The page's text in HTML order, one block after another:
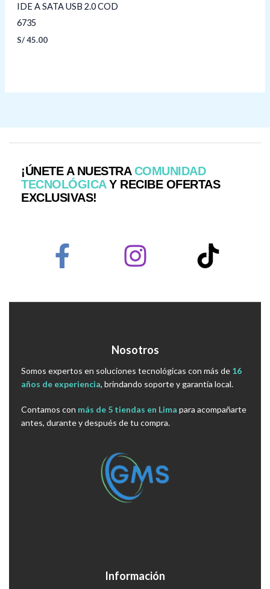
IDE A SATA USB 2.0 COD
6735
S/45.00
¡ÚNETE A NUESTRACOMUNIDAD
TECNOLÓGICAY RECIBE OFERTAS
EXCLUSIVAS!
Nosotros
Somos expertos en soluciones tecnológicas con más de 16
años de experiencia, brindando soporte y garantía local.
Contamos con más de 5 tiendas en Lima para acompañarte
antes, durante y después de tu compra.
Información